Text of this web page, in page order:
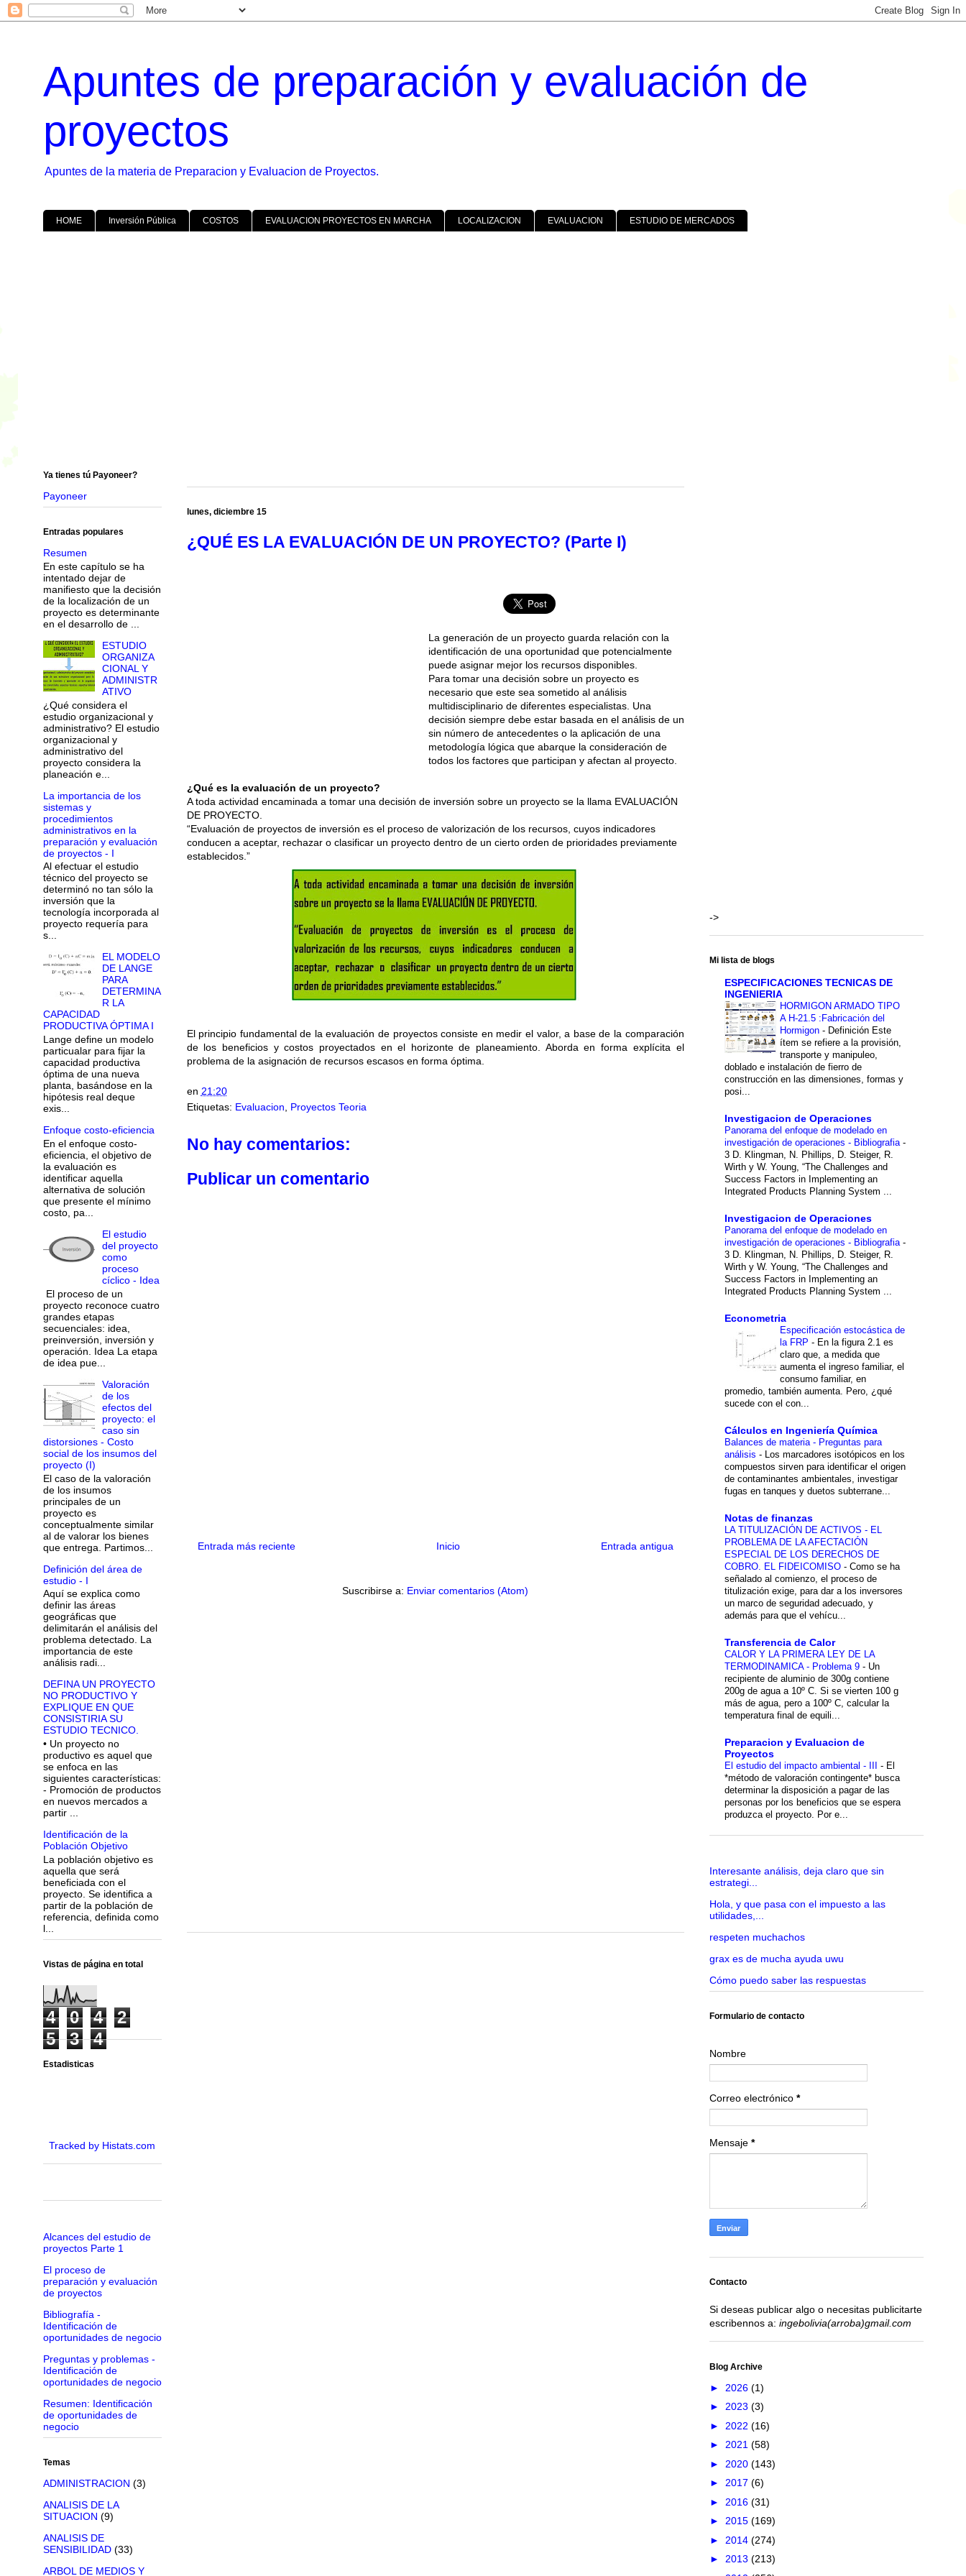
Apuntes de preparación y evaluación de
proyectos
Apuntes de la materia de Preparacion y Evaluacion de Proyectos.
HOME Inversión Pública COSTOS EVALUACION PROYECTOS EN MARCHA LOCALIZACION EVALUACION ESTUDIO DE MERCADOS
lunes, diciembre 15
¿QUÉ ES LA EVALUACIÓN DE UN PROYECTO? (Parte I)
La generación de un proyecto guarda relación con la
identificación de una oportunidad que potencialmente
puede asignar mejor los recursos disponibles.
Para tomar una decisión sobre un proyecto es
necesario que este sea sometido al análisis
multidisciplinario de diferentes especialistas. Una
decisión siempre debe estar basada en el análisis de un
sin número de antecedentes o la aplicación de una
metodología lógica que abarque la consideración de
todos los factores que participan y afectan al proyecto.
¿Qué es la evaluación de un proyecto?
A toda actividad encaminada a tomar una decisión de inversión sobre un proyecto se la llama EVALUACIÓN
DE PROYECTO.
“Evaluación de proyectos de inversión es el proceso de valorización de los recursos, cuyos indicadores
conducen a aceptar, rechazar o clasificar un proyecto dentro de un cierto orden de prioridades previamente
establecidos.”
El principio fundamental de la evaluación de proyectos consiste en medir el valor, a base de la comparación
de los beneficios y costos proyectados en el horizonte de planeamiento. Aborda en forma explícita el
problema de la asignación de recursos escasos en forma óptima.
en 21:20
Etiquetas: Evaluacion Proyectos Teoria
No hay comentarios:
Publicar un comentario
Entrada más reciente Entrada antigua
Inicio
Suscribirse a: Enviar comentarios (Atom)
Ya tienes tú Payoneer?
Payoneer
Entradas populares
Resumen
En este capítulo se ha
intentado dejar de
manifiesto que la decisión
de la localización de un
proyecto es determinante
en el desarrollo de ...
ESTUDIO
ORGANIZA
CIONAL Y
ADMINISTR
ATIVO
¿Qué considera el
estudio organizacional y
administrativo? El estudio
organizacional y
administrativo del
proyecto considera la
planeación e...
La importancia de los
sistemas y
procedimientos
administrativos en la
preparación y evaluación
de proyectos - I
Al efectuar el estudio
técnico del proyecto se
determinó no tan sólo la
inversión que la
tecnología incorporada al
proyecto requería para
s...
EL MODELO
DE LANGE
PARA
DETERMINA
R LA
CAPACIDAD
PRODUCTIVA ÓPTIMA I
Lange define un modelo
particualar para fijar la
capacidad productiva
óptima de una nueva
planta, basándose en la
hipótesis real deque
exis...
Enfoque costo-eficiencia
En el enfoque costo-
eficiencia, el objetivo de
la evaluación es
identificar aquella
alternativa de solución
que presente el mínimo
costo, pa...
El estudio
del proyecto
como
proceso
cíclico - Idea
El proceso de un
proyecto reconoce cuatro
grandes etapas
secuenciales: idea,
preinversión, inversión y
operación. Idea La etapa
de idea pue...
Valoración
de los
efectos del
proyecto: el
caso sin
distorsiones - Costo
social de los insumos del
proyecto (I)
El caso de la valoración
de los insumos
principales de un
proyecto es
conceptualmente similar
al de valorar los bienes
que entrega. Partimos...
Definición del área de
estudio - I
Aquí se explica como
definir las áreas
geográficas que
delimitarán el análisis del
problema detectado. La
importancia de este
análisis radi...
DEFINA UN PROYECTO
NO PRODUCTIVO Y
EXPLIQUE EN QUE
CONSISTIRIA SU
ESTUDIO TECNICO.
• Un proyecto no
productivo es aquel que
se enfoca en las
siguientes características:
- Promoción de productos
en nuevos mercados a
partir ...
Identificación de la
Población Objetivo
La población objetivo es
aquella que será
beneficiada con el
proyecto. Se identifica a
partir de la población de
referencia, definida como
l...
Vistas de página en total
4 0 4
2
5
3 4
Estadisticas
Tracked by Histats.com
Alcances del estudio de
proyectos Parte 1
El proceso de
preparación y evaluación
de proyectos
Bibliografía -
Identificación de
oportunidades de negocio
Preguntas y problemas -
Identificación de
oportunidades de negocio
Resumen: Identificación
de oportunidades de
negocio
Temas
ADMINISTRACION (3)
ANALISIS DE LA
SITUACION (9)
ANALISIS DE
SENSIBILIDAD (33)
ARBOL DE MEDIOS Y
->
Mi lista de blogs
ESPECIFICACIONES TECNICAS DE
INGENIERIA
HORMIGON ARMADO TIPO
A H-21.5 :Fabricación del
Hormigon - Definición Este
ítem se refiere a la provisión,
transporte y manipuleo,
doblado e instalación de fierro de
construcción en las dimensiones, formas y
posi...
Investigacion de Operaciones
Panorama del enfoque de modelado en
investigación de operaciones - Bibliografia -
3 D. Klingman, N. Phillips, D. Steiger, R.
Wirth y W. Young, “The Challenges and
Success Factors in Implementing an
Integrated Products Planning System ...
Investigacion de Operaciones
Panorama del enfoque de modelado en
investigación de operaciones - Bibliografia -
3 D. Klingman, N. Phillips, D. Steiger, R.
Wirth y W. Young, “The Challenges and
Success Factors in Implementing an
Integrated Products Planning System ...
Econometria
Especificación estocástica de
la FRP - En la figura 2.1 es
claro que, a medida que
aumenta el ingreso familiar, el
consumo familiar, en
promedio, también aumenta. Pero, ¿qué
sucede con el con...
Cálculos en Ingeniería Química
Balances de materia - Preguntas para
análisis -
Los marcadores isotópicos en los
compuestos sirven para identificar el origen
de contaminantes ambientales, investigar
fugas en tanques y duetos subterrane...
Notas de finanzas
LA TITULIZACIÓN DE ACTIVOS - EL
PROBLEMA DE LA AFECTACIÓN
ESPECIAL DE LOS DERECHOS DE
COBRO. EL FIDEICOMISO - Como se ha
señalado al comienzo, el proceso de
titulización exige, para dar a los inversores
un marco de seguridad adecuado, y
además para que el vehícu...
Transferencia de Calor
CALOR Y LA PRIMERA LEY DE LA
TERMODINAMICA - Problema 9 - Un
recipiente de aluminio de 300g contiene
200g de agua a 10º C. Si se vierten 100 g
más de agua, pero a 100º C, calcular la
temperatura final de equili...
Preparacion y Evaluacion de
Proyectos
El estudio del impacto ambiental - III - El
*método de valoración contingente* busca
determinar la disposición a pagar de las
personas por los beneficios que se espera
produzca el proyecto. Por e...
Interesante análisis, deja claro que sin
estrategi...
Hola, y que pasa con el impuesto a las
utilidades,...
respeten muchachos
grax es de mucha ayuda uwu
Cómo puedo saber las respuestas
Formulario de contacto
Nombre
Correo electrónico *
Mensaje *
Contacto
Si deseas publicar algo o necesitas publicitarte
escribennos a: ingebolivia(arroba)gmail.com
Blog Archive
► 2026 (1)
► 2023 (3)
► 2022 (16)
► 2021 (58)
► 2020 (143)
► 2017 (6)
► 2016 (31)
► 2015 (169)
► 2014 (274)
► 2013 (213)